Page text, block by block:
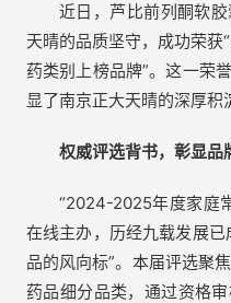
近日，芦比前列酮软
天晴的品质坚守，成功荣
药类别上榜品牌”。这一荣
显了南京正大天晴的深厚积
权威评选背书，彰显品
“2024-2025年度家庭
在线主办，历经九载发展
品的风向标”。本届评选聚
药品细分品类，通过资格